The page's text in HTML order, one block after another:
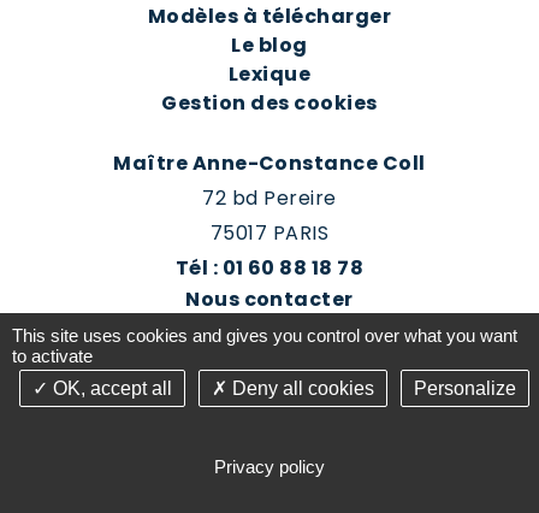
Modèles à télécharger
Le blog
Lexique
Gestion des cookies
Maître Anne-Constance Coll
72 bd Pereire
75017 PARIS
Tél : 01 60 88 18 78
Nous contacter
Prendre rendez-vous
This site uses cookies and gives you control over what you want
to activate
OK, accept all
Deny all cookies Personalize
Privacy policy